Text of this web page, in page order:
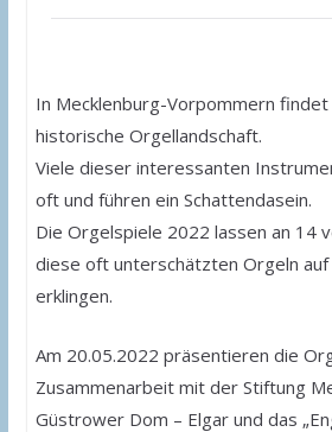
In Mecklenburg-Vorpommern findet
historische Orgellandschaft.
Viele dieser interessanten
oft und führen ein Schattendasein.
Die Orgelspiele 2022 lassen an 14
diese oft unterschätzten Orgeln auf
erklingen.
Am 20.05.2022 präsentieren die
Zusammenarbeit mit der Stiftung
Güstrower Dom – Elgar und das